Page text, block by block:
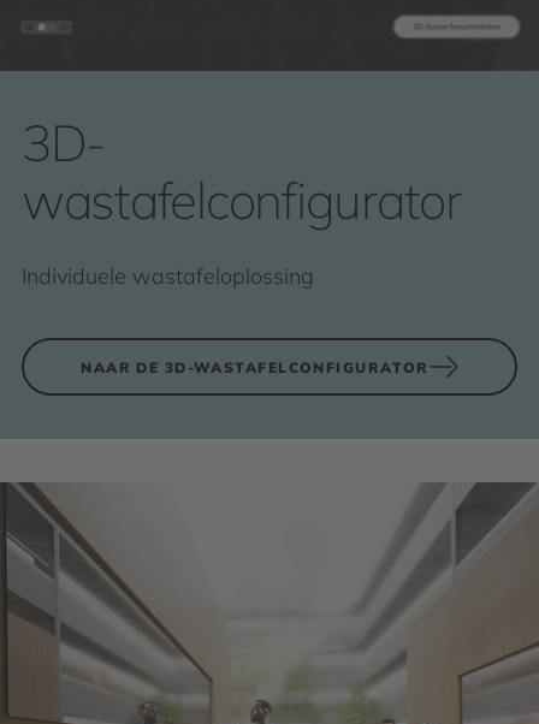
3D-
wastafelconfigurator
Individuele wastafeloplossing
NAAR DE 3D-WASTAFELCONFIGURATOR